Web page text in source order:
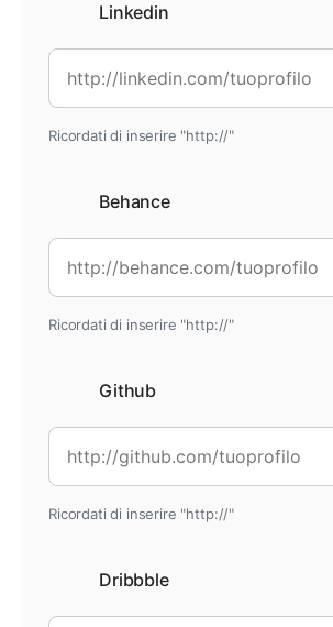
Linkedin
Ricordati di inserire "http://"
Behance
Ricordati di inserire "http://"
Github
Ricordati di inserire "http://"
Dribbble